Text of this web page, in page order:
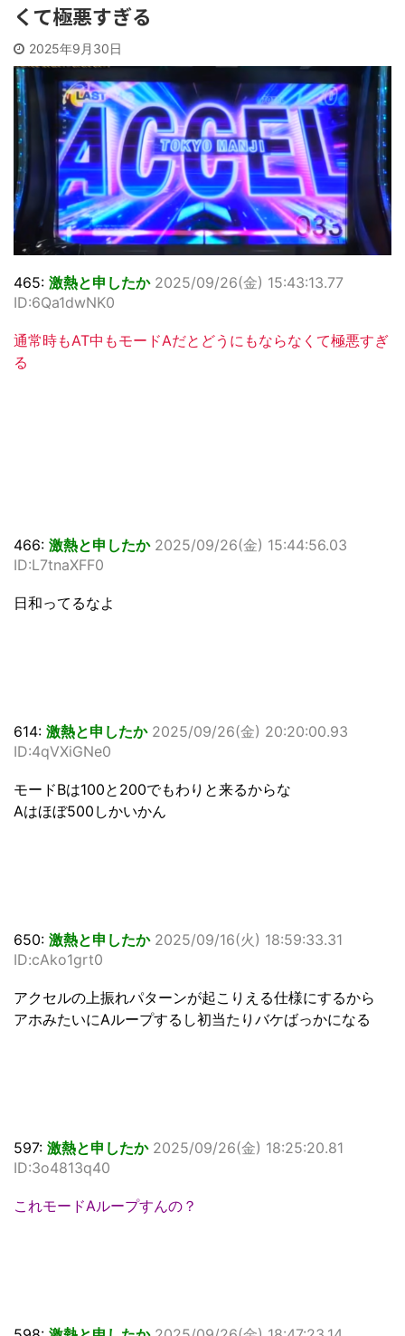
くて極悪すぎる
2025年9月30日
465: 激熱と申したか 2025/09/26(金) 15:43:13.77
ID:6Qa1dwNK0
通常時もAT中もモードAだとどうにもならなくて極悪すぎ
る
466: 激熱と申したか 2025/09/26(金) 15:44:56.03
ID:L7tnaXFF0
日和ってるなよ
614: 激熱と申したか 2025/09/26(金) 20:20:00.93
ID:4qVXiGNe0
モードBは100と200でもわりと来るからな
Aはほぼ500しかいかん
650: 激熱と申したか 2025/09/16(火) 18:59:33.31
ID:cAko1grt0
アクセルの上振れパターンが起こりえる仕様にするから
アホみたいにAループするし初当たりバケばっかになる
597: 激熱と申したか 2025/09/26(金) 18:25:20.81
ID:3o4813q40
これモードAループすんの？